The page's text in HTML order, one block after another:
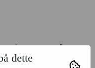
barn over 7 år.
dette